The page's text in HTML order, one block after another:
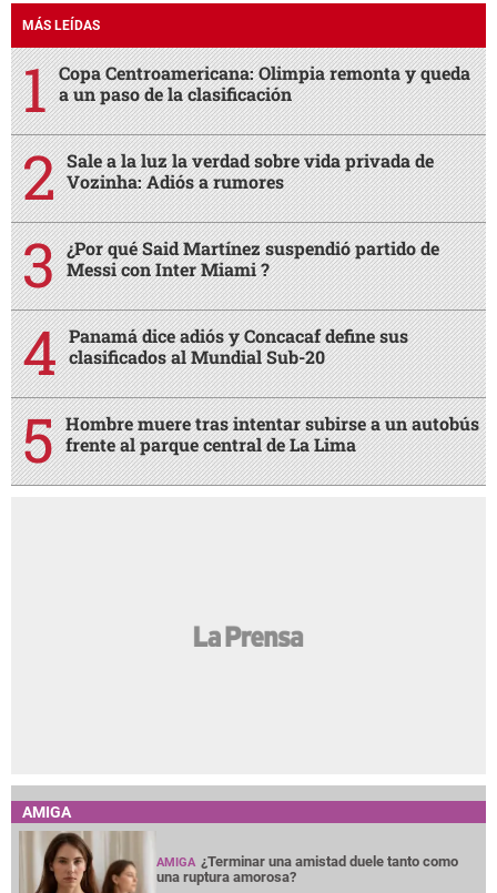
MÁS LEÍDAS
Copa Centroamericana: Olimpia remonta y queda
a un paso de la clasificación
Sale a la luz la verdad sobre vida privada de
Vozinha: Adiós a rumores
¿Por qué Said Martínez suspendió partido de
Messi con Inter Miami ?
Panamá dice adiós y Concacaf define sus
clasificados al Mundial Sub-20
Hombre muere tras intentar subirse a un autobús
frente al parque central de La Lima
AMIGA
AMIGA ¿Terminar una amistad duele tanto como
una ruptura amorosa?